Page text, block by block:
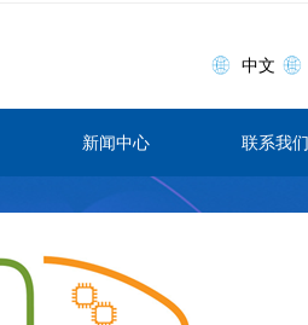
新闻中心 联系我们
中文